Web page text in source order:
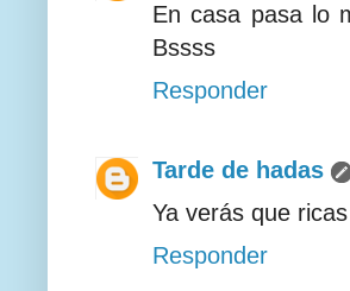
En casa pasa lo
Bssss
Responder
Tarde de hadas
Ya verás que
Responder